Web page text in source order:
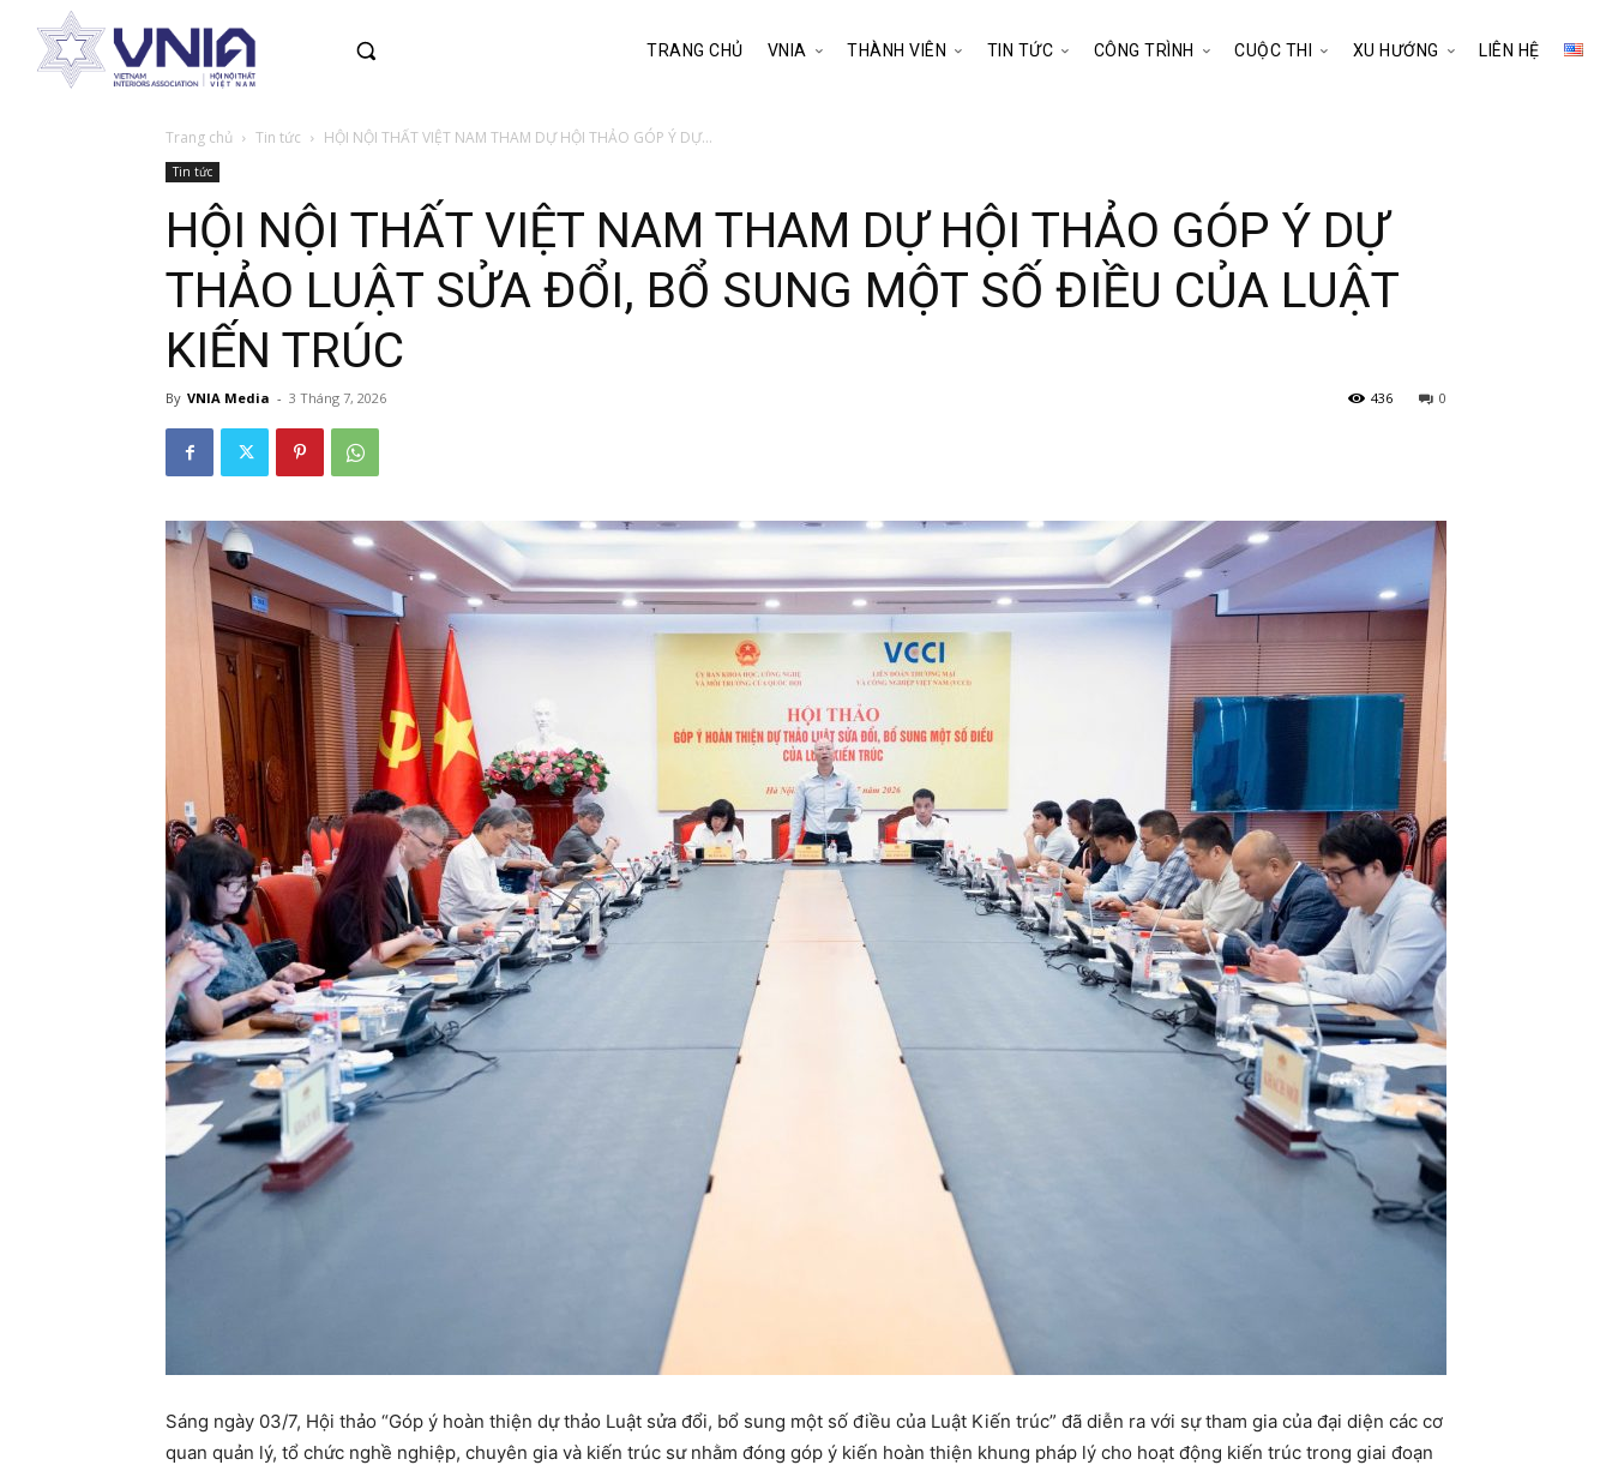
TRANG CHỦ VNIA THÀNH VIÊN TIN TỨC CÔNG TRÌNH CUỘC THI XU HƯỚNG LIÊN HỆ
Trang chủ Tin tức HỘI NỘI THẤT VIỆT NAM THAM DỰ HỘI THẢO GÓP Ý DỰ...
Tin tức
HỘI NỘI THẤT VIỆT NAM THAM DỰ HỘI THẢO GÓP Ý DỰ
THẢO LUẬT SỬA ĐỔI, BỔ SUNG MỘT SỐ ĐIỀU CỦA LUẬT
KIẾN TRÚC
By VNIA Media - 3 Tháng 7, 2026 0
436
Sáng ngày 03/7, Hội thảo “Góp ý hoàn thiện dự thảo Luật sửa đổi, bổ sung một số điều của Luật Kiến trúc” đã diễn ra với sự tham gia của đại diện các cơ
quan quản lý, tổ chức nghề nghiệp, chuyên gia và kiến trúc sư nhằm đóng góp ý kiến hoàn thiện khung pháp lý cho hoạt động kiến trúc trong giai đoạn